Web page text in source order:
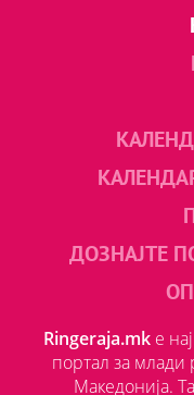
ДОЗНАЈТЕ
Ringeraja.mk е
портал за
Македонија.